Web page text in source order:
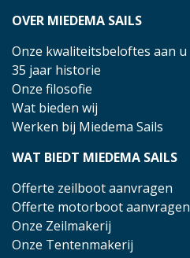
OVER MIEDEMA SAILS
Onze kwaliteitsbeloftes aan u
35 jaar historie
Onze filosofie
Wat bieden wij
Werken bij Miedema Sails
WAT BIEDT MIEDEMA SAILS
Offerte zeilboot aanvragen
Offerte motorboot aanvragen
Onze Zeilmakerij
Onze Tentenmakerij